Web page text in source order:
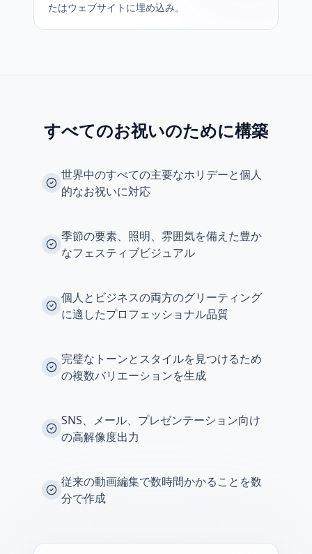
たはウェブサイトに埋め込み。
すべてのお祝いのために構築
世界中のすべての主要なホリデーと個人
的なお祝いに対応
季節の要素、照明、雰囲気を備えた豊か
なフェスティブビジュアル
個人とビジネスの両方のグリーティング
に適したプロフェッショナル品質
完璧なトーンとスタイルを見つけるため
の複数バリエーションを生成
SNS、メール、プレゼンテーション向け
の高解像度出力
従来の動画編集で数時間かかることを数
分で作成